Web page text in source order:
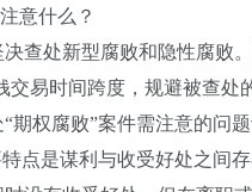
意什么？
处新型腐败和隐性腐败。
交易时间跨度，规避被查
权腐败”案件需注意的问题
点是谋利与收受好处之间